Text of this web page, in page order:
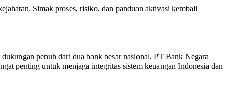
Simak proses, risiko, dan panduan aktivasi kembali
penuh dari dua bank besar nasional, PT Bank Negara
penting untuk menjaga integritas sistem keuangan Indonesia dan